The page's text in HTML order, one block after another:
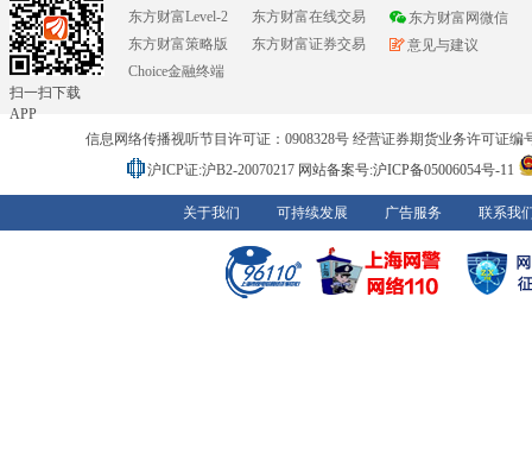
扫一扫下载
APP
东方财富Level-2
东方财富策略版
Choice金融终端
东方财富在线交易
东方财富证券交易
东方财富网微信
意见与建议
信息网络传播视听节目许可证：0908328号 经营证券期货业务许可证编
沪ICP证:沪B2-20070217 网站备案号:沪ICP备05006054号-11
关于我们 可持续发展 广告服务 联系我